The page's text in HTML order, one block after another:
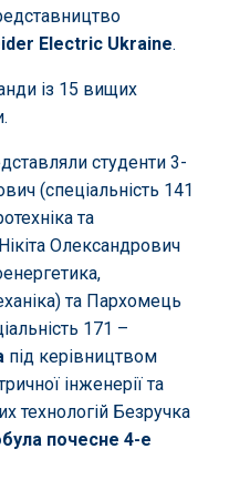
Electric Ukraine.
із 15 вищих
студенти 3-
(спеціальність 141
та
Олександрович
та Пархомець
171 –
під керівництвом
інженерії та
технологій Безручка
почесне 4-е